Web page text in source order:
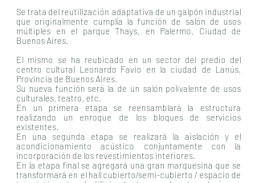
Se trata del reutilización adaptativa de un galpón industrial
que originalmente cumplía la función de salón de usos
múltiples en el parque Thays, en Palermo, Ciudad de
Buenos Aires.
El mismo se ha reubicado en un sector del predio del
centro cultural Leonardo Favio en la ciudad de Lanús,
Provincia de Buenos Aires.
Su nueva función será la de un salón polivalente de usos
culturales, teatro, etc.
En un primera etapa se reensamblará la estructura
realizando un enroque de los bloques de servicios
existentes.
En una segunda etapa se realizará la aislación y el
acondicionamiento acústico conjuntamente con la
incorporación de los revestimientos interiores.
En la etapa final se agregará una gran marquesina que se
transformará en el hall cubierto/semi-cubierto / espacio de